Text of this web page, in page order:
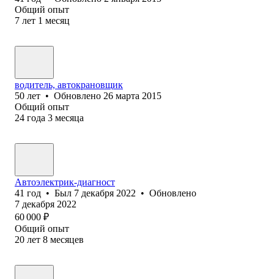
Общий опыт
7 лет 1 месяц
водитель, автокрановщик
50 лет • Обновлено 26 марта 2015
Общий опыт
24 года 3 месяца
Автоэлектрик-диагност
41 год • Был 7 декабря 2022 • Обновлено
7 декабря 2022
60 000 ₽
Общий опыт
20 лет 8 месяцев